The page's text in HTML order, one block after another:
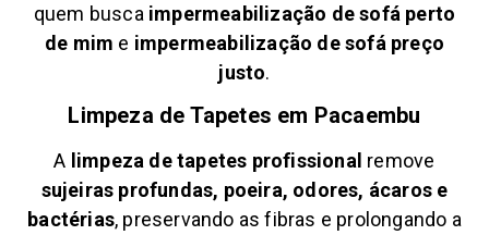
quem busca impermeabilização de sofá perto
de mim e impermeabilização de sofá preço
justo.
Limpeza de Tapetes em Pacaembu
A limpeza de tapetes profissional remove
sujeiras profundas, poeira, odores, ácaros e
bactérias, preservando as fibras e prolongando a